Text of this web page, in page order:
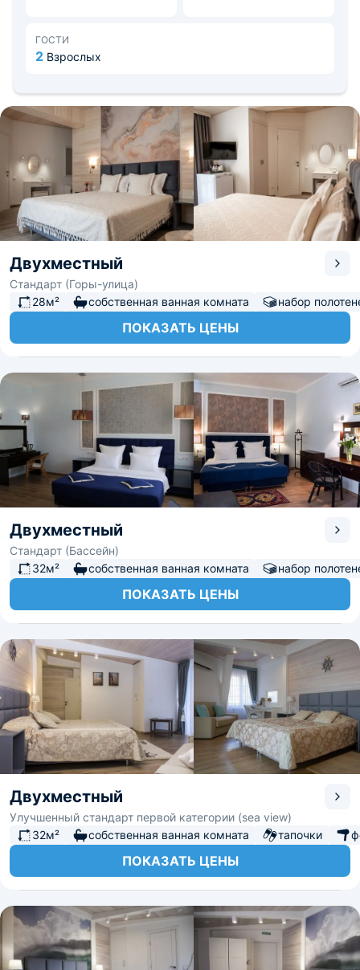
Поблизости расположена вершина горы заповедника
Болгатура, смотровая площадка, знаменитый детский
Расстояние до железнодорожного вокзала — 41,5 км,
до аэропорта — 57,3 км.
ГОСТИ
2 Взрослых
Двухместный
Стандарт (Горы-улица)
28м²
собственная ванная комната набор
ПОКАЗАТЬ ЦЕНЫ
Двухместный
Стандарт (Бассейн)
32м²
собственная ванная комната набор
ПОКАЗАТЬ ЦЕНЫ
Двухместный
Улучшенный стандарт первой категории (sea view)
32м²
собственная ванная комната тапочки
ПОКАЗАТЬ ЦЕНЫ